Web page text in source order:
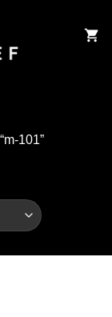
101”